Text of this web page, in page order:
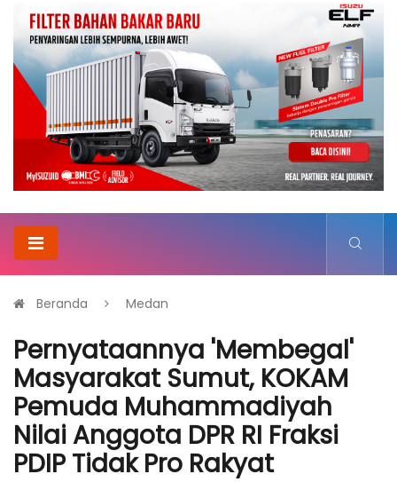
Beranda Medan
Pernyataannya 'Membegal'
Masyarakat Sumut, KOKAM
Pemuda Muhammadiyah
Nilai Anggota DPR RI Fraksi
PDIP Tidak Pro Rakyat